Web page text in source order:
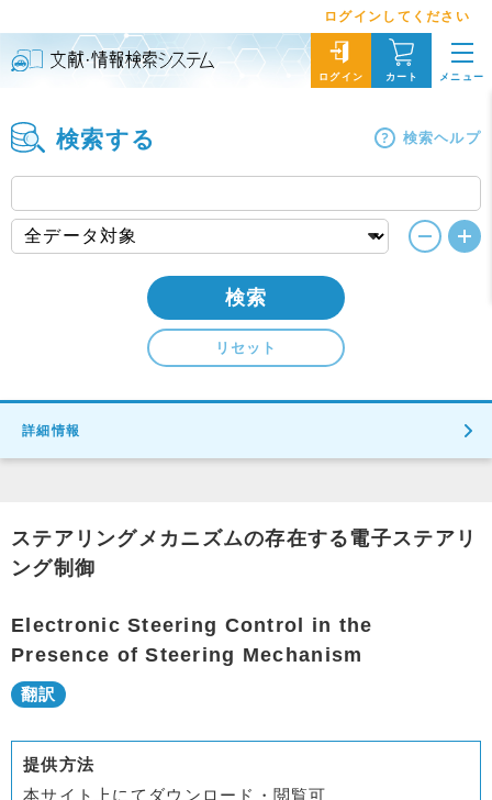
ログインしてください
ログイン カート メニュー
検索する 検索ヘルプ
検索
リセット
詳細情報
ステアリングメカニズムの存在する電子ステアリ
ング制御
Electronic Steering Control in the
Presence of Steering Mechanism
提供方法
本サイト上にてダウンロード・閲覧可